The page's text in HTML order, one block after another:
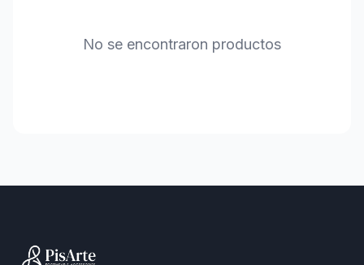
No se encontraron productos